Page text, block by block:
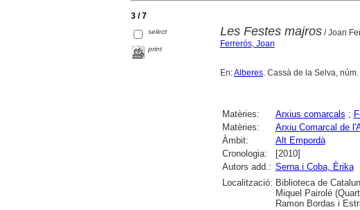
3 / 7
select
print
Les Festes majros/ Joan
Ferrerós, Joan
En:Alberes. Cassà de la Selva,
Matèries: Arxius comarcals ;
Matèries:
Arxiu Comarcal de
Àmbit:
Alt Empordà
Cronologia:
[2010]
Autors add.: Serna i Coba, Èrika
Localització: Biblioteca de
Miquel Pairolé
Ramon Bordas i